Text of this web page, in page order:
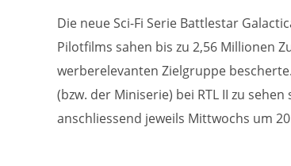
Die neue Sci-Fi Serie Battlestar
Pilotfilms sahen bis zu 2,56 Millionen
werberelevanten Zielgruppe
(bzw. der Miniserie) bei RTL II zu
anschliessend jeweils Mittwochs um